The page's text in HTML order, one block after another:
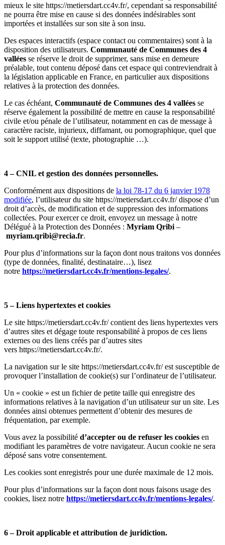
mieux le site https://metiersdart.cc4v.fr/, cependant sa responsabilité
ne pourra être mise en cause si des données indésirables sont
importées et installées sur son site à son insu.
Des espaces interactifs (espace contact ou commentaires) sont à la
disposition des utilisateurs. Communauté de Communes des 4
vallées se réserve le droit de supprimer, sans mise en demeure
préalable, tout contenu déposé dans cet espace qui contreviendrait à
la législation applicable en France, en particulier aux dispositions
relatives à la protection des données.
Le cas échéant, Communauté de Communes des 4 vallées se
réserve également la possibilité de mettre en cause la responsabilité
civile et/ou pénale de l’utilisateur, notamment en cas de message à
caractère raciste, injurieux, diffamant, ou pornographique, quel que
soit le support utilisé (texte, photographie …).
4 – CNIL et gestion des données personnelles.
Conformément aux dispositions de la loi 78-17 du 6 janvier 1978
modifiée, l’utilisateur du site https://metiersdart.cc4v.fr/ dispose d’un
droit d’accès, de modification et de suppression des informations
collectées. Pour exercer ce droit, envoyez un message à notre
Délégué à la Protection des Données : Myriam Qribi –
myriam.qribi@recia.fr.
Pour plus d’informations sur la façon dont nous traitons vos données
(type de données, finalité, destinataire…), lisez
notre https://metiersdart.cc4v.fr/mentions-legales/.
5 – Liens hypertextes et cookies
Le site https://metiersdart.cc4v.fr/ contient des liens hypertextes vers
d’autres sites et dégage toute responsabilité à propos de ces liens
externes ou des liens créés par d’autres sites
vers https://metiersdart.cc4v.fr/.
La navigation sur le site https://metiersdart.cc4v.fr/ est susceptible de
provoquer l’installation de cookie(s) sur l’ordinateur de l’utilisateur.
Un « cookie » est un fichier de petite taille qui enregistre des
informations relatives à la navigation d’un utilisateur sur un site. Les
données ainsi obtenues permettent d’obtenir des mesures de
fréquentation, par exemple.
Vous avez la possibilité d’accepter ou de refuser les cookies en
modifiant les paramètres de votre navigateur. Aucun cookie ne sera
déposé sans votre consentement.
Les cookies sont enregistrés pour une durée maximale de 12 mois.
Pour plus d’informations sur la façon dont nous faisons usage des
cookies, lisez notre https://metiersdart.cc4v.fr/mentions-legales/.
6 – Droit applicable et attribution de juridiction.